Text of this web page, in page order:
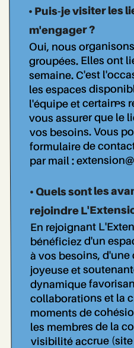
• Puis-je visiter les
m'engager ?
Oui, nous
groupées. Elles ont
semaine. C'est
les espaces
l'équipe et certain..es
vous assurer que le
vos besoins. Vous
formulaire de
par mail :
• Quels sont les
rejoindre
En rejoignant
bénéficiez d'un
à vos besoins,
joyeuse et
dynamique
collaborations et la
moments de
les membres de la
visibilité accrue (site